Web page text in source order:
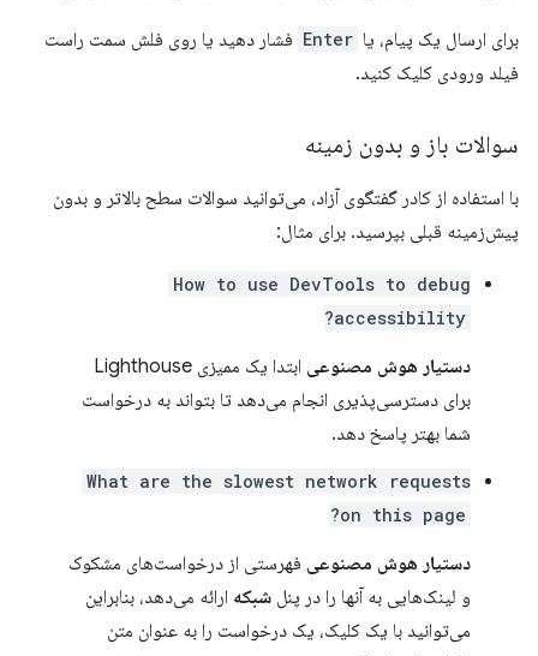
برای ارسال یک پیام، یا Enter فشار دهید یا روی فلش سمت راست
فیلد ورودی کلیک کنید.
سوالات باز و بدون زمینه
با استفاده از کادر گفتگوی آزاد، می‌توانید سوالات سطح بالاتر و بدون
پیش‌زمینه قبلی بپرسید. برای مثال:
How to use DevTools to debug
accessibility?
دستیار هوش مصنوعی
ابتدا یک ممیزی Lighthouse
برای دسترسی‌پذیری انجام می‌دهد تا بتواند به درخواست
شما بهتر پاسخ دهد.
What are the slowest network requests
on this page?
دستیار هوش مصنوعی فهرستی از درخواست‌های مشکوک
و لینک‌هایی به آنها را در پنل شبکه ارائه می‌دهد، بنابراین
می‌توانید با یک کلیک، یک درخواست را به عنوان متن